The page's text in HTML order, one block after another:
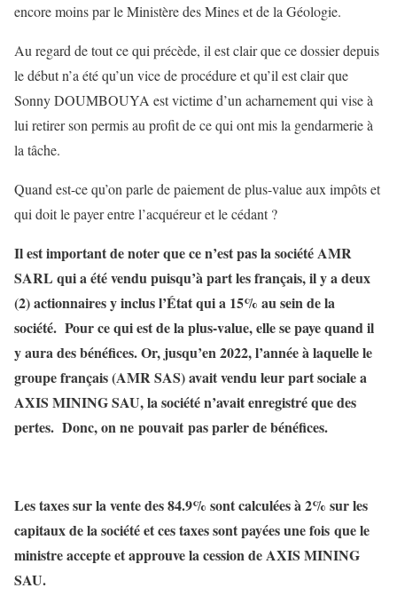
encore moins par le Ministère des Mines et de la Géologie.
Au regard de tout ce qui précède, il est clair que ce dossier depuis
le début n’a été qu’un vice de procédure et qu’il est clair que
Sonny DOUMBOUYA est victime d’un acharnement qui vise à
lui retirer son permis au profit de ce qui ont mis la gendarmerie à
la tâche.
Quand est-ce qu’on parle de paiement de plus-value aux impôts et
qui doit le payer entre l’acquéreur et le cédant ?
Il est important de noter que ce n’est pas la société AMR
SARL qui a été vendu puisqu’à part les français, il y a deux
(2) actionnaires y inclus l’État qui a 15% au sein de la
société. Pour ce qui est de la plus-value, elle se paye quand il
y aura des bénéfices. Or, jusqu’en 2022, l’année à laquelle le
groupe français (AMR SAS) avait vendu leur part sociale a
AXIS MINING SAU, la société n’avait enregistré que des
pertes. Donc, on ne pouvait pas parler de bénéfices.
Les taxes sur la vente des 84.9% sont calculées à 2% sur les
capitaux de la société et ces taxes sont payées une fois que le
ministre accepte et approuve la cession de AXIS MINING
SAU.